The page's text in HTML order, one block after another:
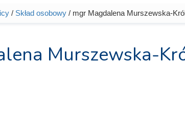
/ Skład osobowy/ mgr Magdalena Murszewska-
Murszewska-